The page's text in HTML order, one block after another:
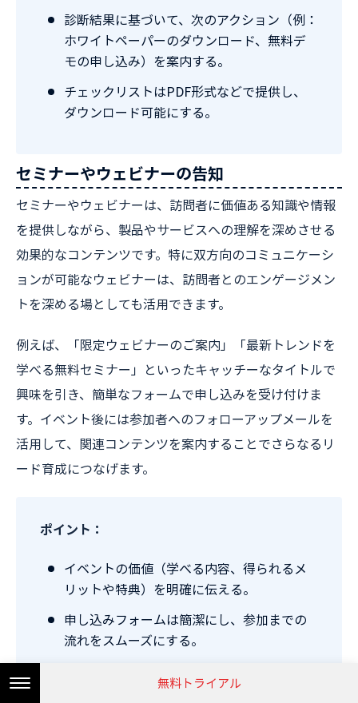
診断結果に基づいて、次のアクション（例：
ホワイトペーパーのダウンロード、無料デ
モの申し込み）を案内する。
チェックリストはPDF形式などで提供し、
ダウンロード可能にする。
セミナーやウェビナーの告知
セミナーやウェビナーは、訪問者に価値ある知識や情報
を提供しながら、製品やサービスへの理解を深めさせる
効果的なコンテンツです。特に双方向のコミュニケーシ
ョンが可能なウェビナーは、訪問者とのエンゲージメン
トを深める場としても活用できます。
例えば、「限定ウェビナーのご案内」「最新トレンドを
学べる無料セミナー」といったキャッチーなタイトルで
興味を引き、簡単なフォームで申し込みを受け付けま
す。イベント後には参加者へのフォローアップメールを
活用して、関連コンテンツを案内することでさらなるリ
ード育成につなげます。
ポイント：
イベントの価値（学べる内容、得られるメ
リットや特典）を明確に伝える。
申し込みフォームは簡潔にし、参加までの
流れをスムーズにする。
ステップ（例：無料トライアルやデモ申込
無料トライアル